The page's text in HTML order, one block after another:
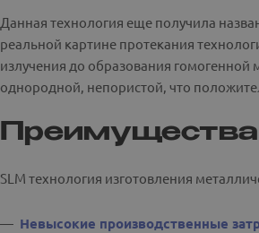
Данная технология еще получила
реальной картине протекания
излучения до образования гомогенной
однородной, непористой, что
Преимущества
SLM технология изготовления
Невысокие производственные